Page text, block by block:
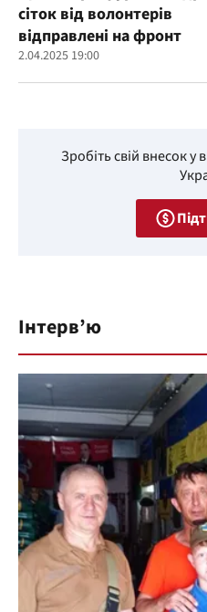
сіток від волонтерів
відправлені на фронт
2.04.2025 19:00
Зробіть свій внесок у
Інтерв’ю